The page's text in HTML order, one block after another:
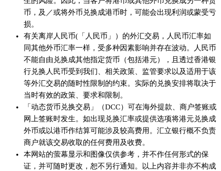
币，及／或将外币兑换成港币时，可能会出现利润或蒙受亏
损。
有关离岸人民币(「人民币」）的外汇交易，人民币汇率如
同其他外币汇率一样，受多种因素影响并存在波动。人民币
不能自由兑换成其他指定货币（包括港元），且透过香港银
行兑换人民币受到我们、相关政策、监管要求以及适用于该
等外汇交易的随时性限制的约束。实际的兑换安排将取决于
当时有效的政策、要求和限制。
「动态货币兑换交易」（DCC）可在海外提款、商户签账或
网上签账时发生。如出现兑换汇率或提供选项将港元兑换成
外币或以港币作结算可能涉及较高费用。汇立银行概不负责
商户就该交易收取的任何费用及收费。
本网站的萤幕显示和图像仅供参考，并不作任何形式的保
证，并可随时更改，恕不另行通知。以上内容并非亦不构成